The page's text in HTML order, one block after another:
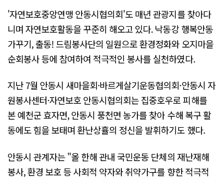
'자연보호중앙연맹 안동시협의회'도 매년 관광지를 찾아다
니며 자연보호활동을 꾸준히 해오고 있다. 낙동강 행복안동
가꾸기, 출동! 드림봉사단의 일원으로 환경정화와 오지마을
순회봉사 등에 참여하여 적극적인 봉사를 실천하였다.
지난 7월 안동시 새마을회·바르게살기운동협의회·안동시 자
원봉사센터·자연보호 안동시협의회는 집중호우로 피해를
본 예천군 효자면, 안동시 풍천면 농가를 찾아 수해 복구 활
동에도 힘을 보태며 환난상휼의 정신을 발휘하기도 했다.
안동시 관계자는 "올 한해 관내 국민운동 단체의 재난재해
봉사, 환경 보호 등 사회적 약자와 취약가구를 향한 적극적